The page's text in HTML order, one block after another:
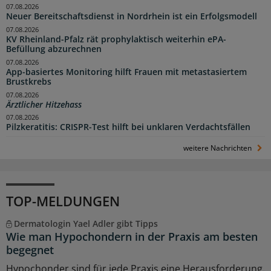
Neuer Bereitschaftsdienst in Nordrhein ist ein Erfolgsmodell
07.08.2026
KV Rheinland-Pfalz rät prophylaktisch weiterhin ePA-
Befüllung abzurechnen
07.08.2026
App-basiertes Monitoring hilft Frauen mit metastasiertem
Brustkrebs
07.08.2026
Ärztlicher Hitzehass
07.08.2026
Pilzkeratitis: CRISPR-Test hilft bei unklaren Verdachtsfällen
07.08.2026
weitere Nachrichten
TOP-MELDUNGEN
Dermatologin Yael Adler gibt Tipps
Wie man Hypochondern in der Praxis am besten
begegnet